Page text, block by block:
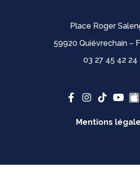
Place Roger
59920 Quiévrechain –
03 27 45 42 24
Mentions